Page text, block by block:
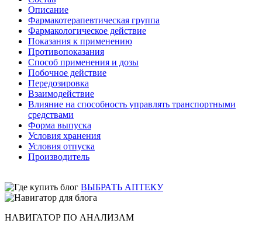
Описание
Фармакотерапевтическая группа
Фармакологическое действие
Показания к применению
Противопоказания
Способ применения и дозы
Побочное действие
Передозировка
Взаимодействие
Влияние на способность управлять транспортными
средствами
Форма выпуска
Условия хранения
Условия отпуска
Производитель
ВЫБРАТЬ АПТЕКУ
НАВИГАТОР ПО АНАЛИЗАМ